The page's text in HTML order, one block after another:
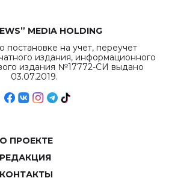
MEDIA HOLDING
постановке на учет, переучет
издания, информационного
издания №17772-СИ выдано
03.07.2019.
О ПРОЕКТЕ
РЕДАКЦИЯ
КОНТАКТЫ